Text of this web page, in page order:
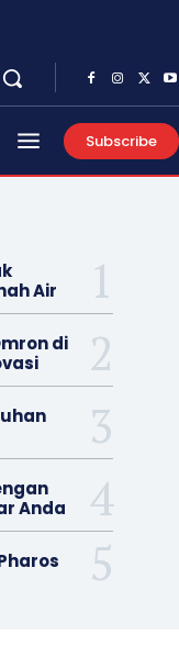
Subscribe
Air
di
Anda